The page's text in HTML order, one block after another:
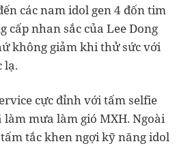
các nam idol gen 4 đốn tim
cấp nhan sắc của Lee Dong
không giảm khi thử sức với
lạ.
cực đỉnh với tấm selfie
làm mưa làm gió MXH. Ngoài
tắc khen ngợi kỹ năng idol